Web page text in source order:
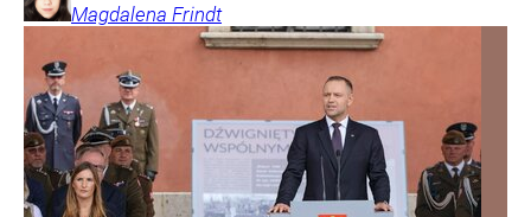
Magdalena Frindt